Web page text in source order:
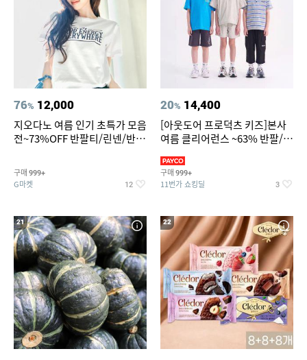
76% 12,000
지오다노 여름 인기 초특가 모음
전~73%OFF 반팔티/린넨/반바
구매 999+
G마켓 12
20% 14,400
[아웃도어 프로덕츠 키즈]본사
여름 클리어런스 ~63% 반팔/반
구매 999+
11번가 쇼킹딜 3
21 22